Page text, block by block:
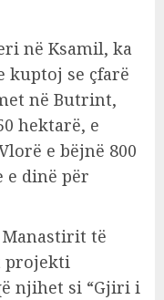
në Ksamil, ka
kuptoj se çfarë
në Butrint,
hektarë, e
e bëjnë 800
e dinë për
të
projekti
njihet si “Gjiri i